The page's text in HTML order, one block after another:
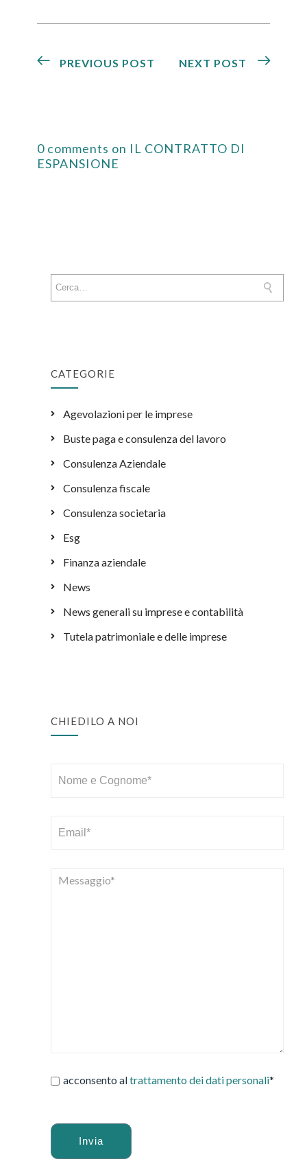
PREVIOUS POST NEXT POST
0 comments on IL CONTRATTO DI
ESPANSIONE
CATEGORIE
Agevolazioni per le imprese
Buste paga e consulenza del lavoro
Consulenza Aziendale
Consulenza fiscale
Consulenza societaria
Esg
Finanza aziendale
News
News generali su imprese e contabilità
Tutela patrimoniale e delle imprese
CHIEDILO A NOI
acconsento altrattamento dei dati personali*